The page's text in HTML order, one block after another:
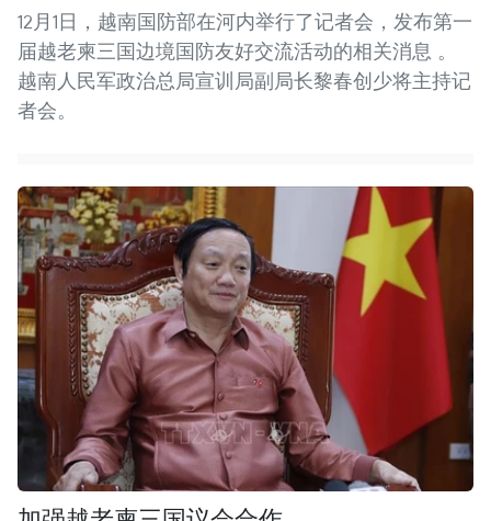
12月1日，越南国防部在河内举行了记者会，发布第一
届越老柬三国边境国防友好交流活动的相关消息 。
越南人民军政治总局宣训局副局长黎春创少将主持记
者会。